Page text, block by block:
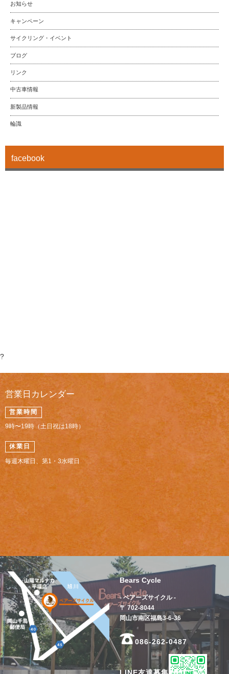
お知らせ
キャンペーン
サイクリング・イベント
ブログ
リンク
中古車情報
新製品情報
輪識
facebook
?
営業日カレンダー
営業時間
9時〜19時（土日祝は18時）
休業日
毎週木曜日、第1・3水曜日
Bears Cycle
- ベアーズサイクル -
〒 702-8044
岡山市南区福島3-6-36
086-262-0487